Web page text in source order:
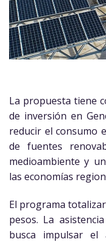
La propuesta tiene
de inversión en
reducir el consumo
de fuentes
medioambiente y
las economías
El programa
pesos. La
busca impulsar